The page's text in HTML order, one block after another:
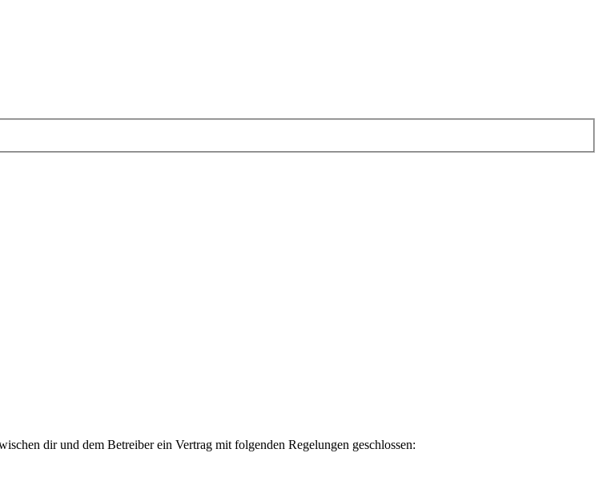
dir und dem Betreiber ein Vertrag mit folgenden Regelungen geschlossen: